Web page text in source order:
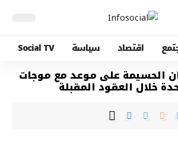
اقتصاد سياسة Social TV
الحسيمة على موعد مع موجات
خلال العقود المقبلة